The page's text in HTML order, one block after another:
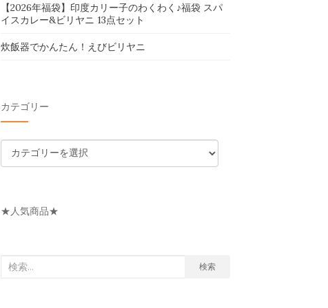
【2026年福袋】印度カリー子のわくわく♪福袋 スパ
イスカレー&ビリヤニ 13点セット
炊飯器でかんたん！えびビリヤニ
カテゴリー
テ
リ
★人気商品★
検
検索